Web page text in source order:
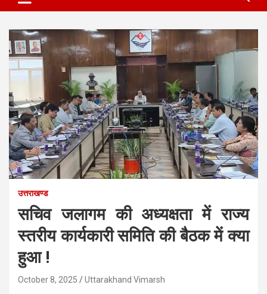
उत्तराखण्ड
सचिव जलागम की अध्यक्षता में राज्य
स्तरीय कार्यकारी समिति की बैठक में क्या
हुआ !
October 8, 2025 Uttarakhand Vimarsh